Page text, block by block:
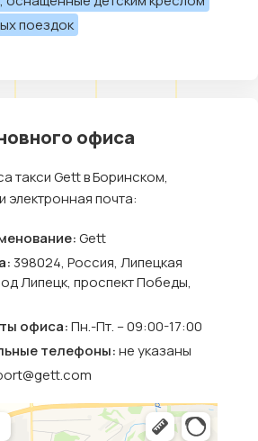
поездок
офиса
такси Gett в Боринском,
электронная почта:
Gett
398024, Россия, Липецкая
Липецк, проспект Победы,
офиса:Пн.-Пт. – 09:00-17:00
телефоны:не указаны